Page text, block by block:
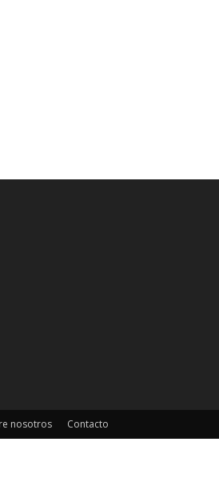
nosotros Contacto